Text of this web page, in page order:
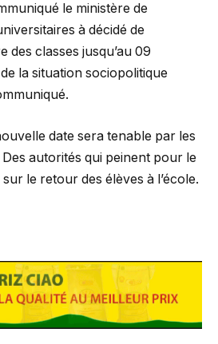
le ministère de
à décidé de
des classes jusqu’au 09
la situation sociopolitique
date sera tenable par les
autorités qui peinent pour le
le retour des élèves à l’école.